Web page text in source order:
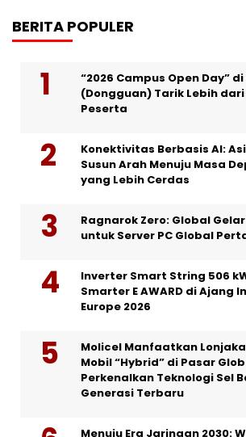
BERITA POPULER
“2026 Campus Open Day” di
(Dongguan) Tarik Lebih
Peserta
Konektivitas Berbasis AI:
Susun Arah Menuju Masa
yang Lebih Cerdas
Ragnarok Zero: Global
untuk Server PC Global
Inverter Smart String 506
Smarter E AWARD di Ajang
Europe 2026
Molicel Manfaatkan
Mobil “Hybrid” di Pasar
Perkenalkan Teknologi Sel
Generasi Terbaru
Menuju Era Jaringan 2030: